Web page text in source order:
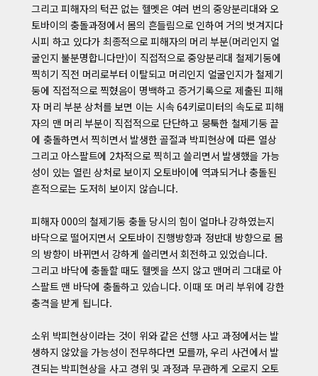
그리고 피해자의 턱끈 없는 헬멧은 여러 번의 중앙분리대와 오
토바이의 충돌과정에서 몸의 흔들림으로 인하여 거의 벗겨지다
시피 하고 있다가 최종적으로 피해자의 머리 부분(머리인지 얼
굴인지 불분명합니다만)이 직접적으로 중앙분리대 철제기둥에
찍히기 직전 머리로부터 이탈되고 머리인지 얼굴인지가 철제기
둥에 직접적으로 찍혔음이 명백하고 증거기록으로 제출된 피해
자 머리 부분 상처를 보면 이는 시속 64키로미터의 속도로 피해
자의 맨 머리 부분이 직접적으로 단단하고 뭉툭한 철제기둥 끝
에 충돌하면서 찍히면서 발생한 골절과 박피현상에 따른 열상
그리고 아스팔트에 2차적으로 찍히고 쓸리면서 발생했을 가능
성이 있는 열린 상처로 보이지 오토바이에 역과되거나 충돌된
흔적으로는 도저히 보이지 않습니다.
피해자 000의 철제기둥 충돌 당시의 힘이 얼마나 강하였는지
바닥으로 떨어지면서 오토바이 진행방향과 정반대 방향으로 몸
의 방향이 바뀌면서 강하게 쓸리면서 회전하고 있었습니다.
그리고 바닥에 충돌할 때도 헬멧을 쓰지 않고 맨머리 그대로 아
스팔트 맨 바닥에 충돌하고 있습니다. 이때 또 머리 부위에 강한
충격을 받게 됩니다.
소위 박피현상이라는 것이 위와 같은 선행 사고 과정에서는 발
생하지 않았을 가능성이 전무하다면 모를까, 우리 사건에서 발
견되는 박피현상을 사고 경위 및 과정과 무관하게 오로지 오토